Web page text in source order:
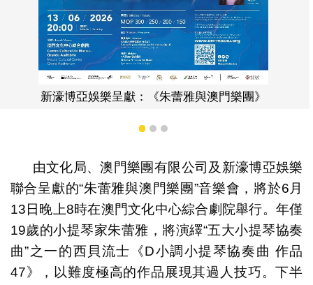
1 2 3
由文化局、澳門樂團有限公司及新濠博亞娛樂
聯合呈獻的“朱蕾雅與澳門樂團”音樂會，將於6月
13日晚上8時在澳門文化中心綜合劇院舉行。年僅
19歲的小提琴家朱蕾雅，將演繹“五大小提琴協奏
曲”之一的西貝流士《D小調小提琴協奏曲 作品
47》，以難度極高的作品展現其過人技巧。下半